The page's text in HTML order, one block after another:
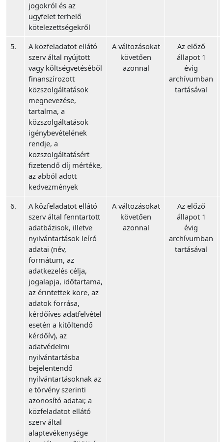
jogokról és az
ügyfelet terhelő
kötelezettségekről
5.
A közfeladatot ellátó
szerv által nyújtott
vagy költségvetéséből
finanszírozott
közszolgáltatások
megnevezése,
tartalma, a
közszolgáltatások
igénybevételének
rendje, a
közszolgáltatásért
fizetendő díj mértéke,
az abból adott
kedvezmények
A változásokat
követően
azonnal
Az előző
állapot 1
évig
archívumban
tartásával
6.
A közfeladatot ellátó
szerv által fenntartott
adatbázisok, illetve
nyilvántartások leíró
adatai (név,
formátum, az
adatkezelés célja,
jogalapja, időtartama,
az érintettek köre, az
adatok forrása,
kérdőíves adatfelvétel
esetén a kitöltendő
kérdőív), az
adatvédelmi
nyilvántartásba
bejelentendő
nyilvántartásoknak az
e törvény szerinti
azonosító adatai; a
közfeladatot ellátó
szerv által
alaptevékenysége
A változásokat
követően
azonnal
Az előző
állapot 1
évig
archívumban
tartásával